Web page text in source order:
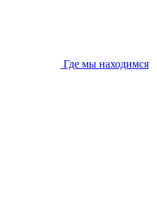
Где мы находимся